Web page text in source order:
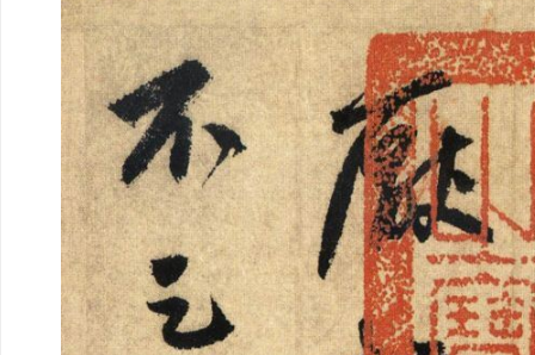
首_醉时歌等唐人诗十二首鲜于枢_鲜于
(1/12)